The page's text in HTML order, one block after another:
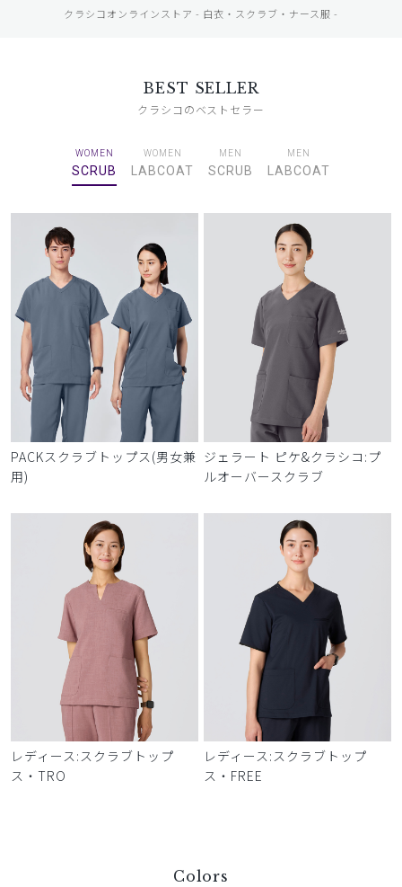
クラシコオンラインストア - 白衣・スクラブ・ナース服 -
BEST SELLER
クラシコのベストセラー
WOMEN
SCRUB
WOMEN
LABCOAT
MEN
SCRUB
MEN
LABCOAT
PACKスクラブトップス(男女兼
用)
ジェラート ピケ&クラシコ:プ
ルオーバースクラブ
レディース:スクラブトップ
ス・TRO
レディース:スクラブトップ
ス・FREE
Colors